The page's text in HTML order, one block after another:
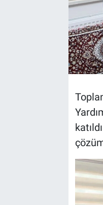
Bilim, Teknoloji